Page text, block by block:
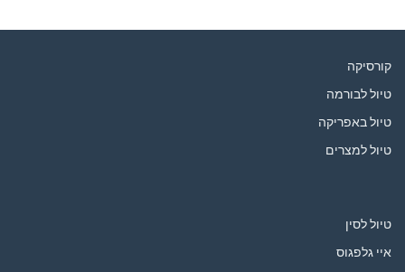
קורסיקה
טיול לבורמה
טיול באפריקה
טיול למצרים
טיול לסין
איי גלפגוס